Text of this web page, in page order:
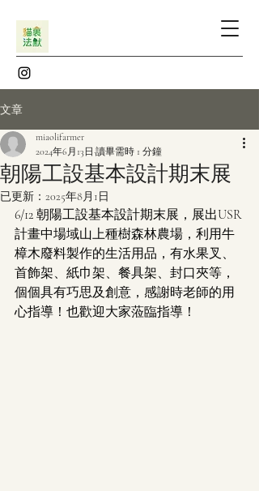
文章
朝陽工設基本設計期末展
miaolifarmer
2024年6月13日 讀畢需時 1 分鐘
已更新： 2025年8月1日
6/12 朝陽工設基本設計期末展，展出USR
計畫中場域山上種樹森林農場，利用牛
樟木廢料製作的生活用品，有水果叉、
首飾架、紙巾架、餐具架、封口夾等，
個個具有巧思及創意，感謝時老師的用
心指導！也歡迎大家蒞臨指導！